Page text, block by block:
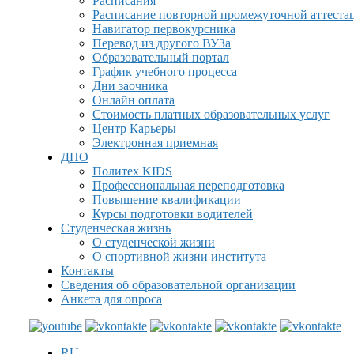
Расписание повторной промежуточной
Навигатор первокурсника
Перевод из другого ВУЗа
Образовательный портал
График учебного процесса
Дни заочника
Онлайн оплата
Стоимость платных образовательных услуг
Центр Карьеры
Электронная приемная
ДПО
Политех KIDS
Профессиональная переподготовка
Повышение квалификации
Курсы подготовки водителей
Студенческая жизнь
О студенческой жизни
О спортивной жизни института
Контакты
Сведения об образовательной организации
Анкета для опроса